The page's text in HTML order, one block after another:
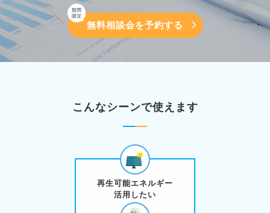
無料相談会を予約する
こんなシーンで使えます
再生可能エネルギー
活用したい